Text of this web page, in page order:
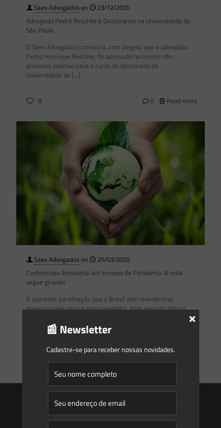
Saes Advogadoson
23/12/2020
Advogado Pedro Reschke é Doutorando na Universidade de
São Paulo
O Saes Advogados comunica, com alegria, que o advogado
Pedro Henrique Reschke, foi aprovado no concorrido
processo seletivo para o curso de Doutorado da
Universidade de […]
0 0 Read more
Saes Advogadoson
25/03/2020
Contencioso Ambiental em tempos de Pandemia: A roda
segue girando
A aparente paralisação que o Brasil vem vivendo traz
preocupações para o empreendedor. Esse período atípico
0 Read more
📰 Newsletter
Cadastre-se para receber nossas novidades.
×